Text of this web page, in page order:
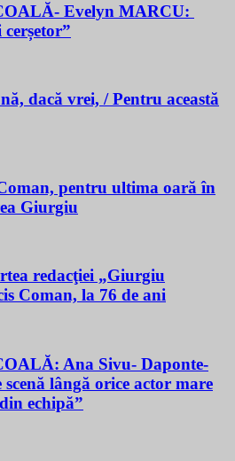
Evelyn MARCU:
cerșetor”
dacă vrei, / Pentru această
pentru ultima oară în
Giurgiu
redacţiei „Giurgiu
Coman, la 76 de ani
Ana Sivu- Daponte-
lângă orice actor mare
echipă”